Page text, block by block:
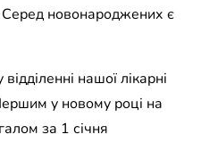
Серед новонароджених є
нашої лікарні
у новому році на
за 1 січня